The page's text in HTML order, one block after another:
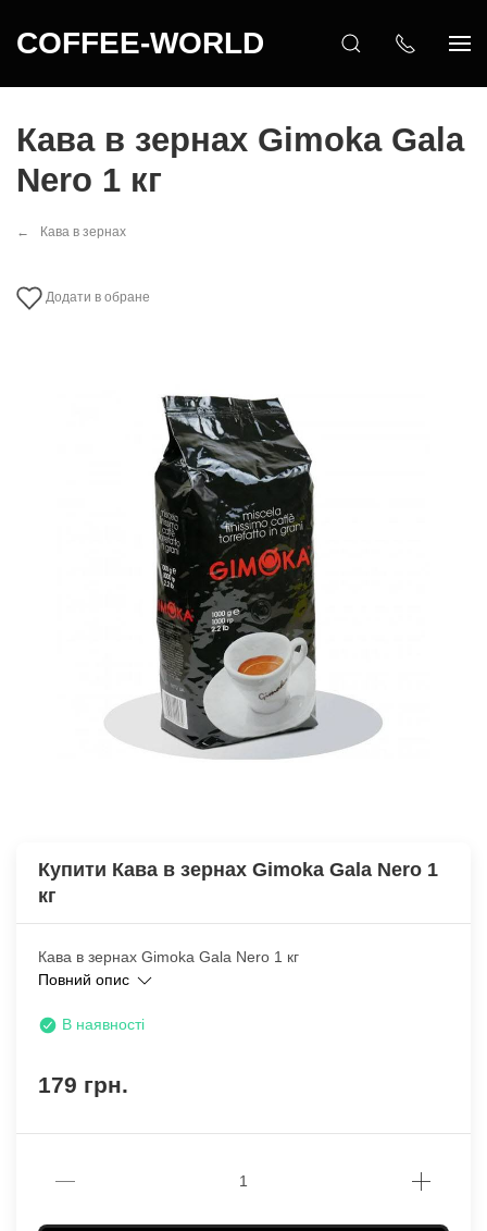
COFFEE-WORLD
Кава в зернах Gimoka Gala
Nero 1 кг
Кава в зернах
Додати в обране
Купити Кава в зернах Gimoka Gala Nero 1
кг
Кава в зернах Gimoka Gala Nero 1 кг
Повний опис
В наявності
179 грн.